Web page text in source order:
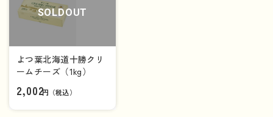
SOLDOUT
よつ葉北海道十勝クリ
ームチーズ（1kg）
2,002円（税込）